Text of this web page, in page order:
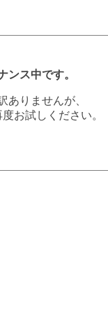
ンス中です。
ありませんが、
お試しください。